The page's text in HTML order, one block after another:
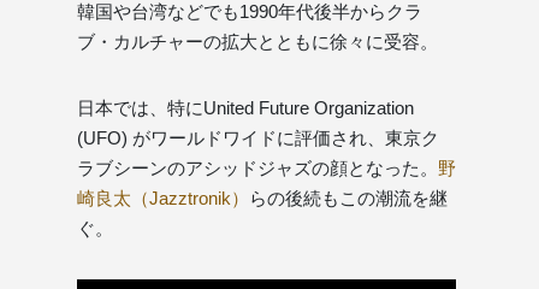
韓国や台湾などでも1990年代後半からクラ
ブ・カルチャーの拡大とともに徐々に受容。
日本では、特にUnited Future Organization
(UFO) がワールドワイドに評価され、東京ク
ラブシーンのアシッドジャズの顔となった。 野
崎良太（Jazztronik）
らの後続もこの潮流を継
ぐ。